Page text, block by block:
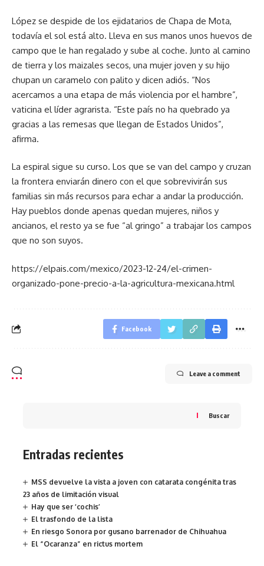
López se despide de los ejidatarios de Chapa de Mota,
todavía el sol está alto. Lleva en sus manos unos huevos de
campo que le han regalado y sube al coche. Junto al camino
de tierra y los maizales secos, una mujer joven y su hijo
chupan un caramelo con palito y dicen adiós. “Nos
acercamos a una etapa de más violencia por el hambre”,
vaticina el líder agrarista. “Este país no ha quebrado ya
gracias a las remesas que llegan de Estados Unidos”,
afirma.
La espiral sigue su curso. Los que se van del campo y cruzan
la frontera enviarán dinero con el que sobrevivirán sus
familias sin más recursos para echar a andar la producción.
Hay pueblos donde apenas quedan mujeres, niños y
ancianos, el resto ya se fue “al gringo” a trabajar los campos
que no son suyos.
https://elpais.com/mexico/2023-12-24/el-crimen-
organizado-pone-precio-a-la-agricultura-mexicana.html
Facebook
Leave a comment
Buscar
Entradas recientes
MSS devuelve la vista a joven con catarata congénita tras
23 años de limitación visual
Hay que ser ‘cochis’
El trasfondo de la lista
En riesgo Sonora por gusano barrenador de Chihuahua
El “Ocaranza” en rictus mortem